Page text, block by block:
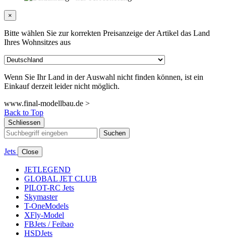
×
Bitte wählen Sie zur korrekten Preisanzeige der Artikel das Land
Ihres Wohnsitzes aus
Wenn Sie Ihr Land in der Auswahl nicht finden können, ist ein
Einkauf derzeit leider nicht möglich.
www.final-modellbau.de >
Back to Top
Schliessen
Suchen
Jets Close
JETLEGEND
GLOBAL JET CLUB
PILOT-RC Jets
Skymaster
T-OneModels
XFly-Model
FBJets / Feibao
HSDJets